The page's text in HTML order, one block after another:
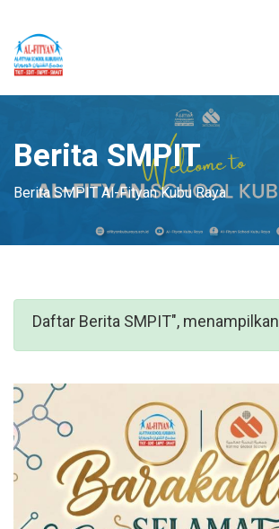
Berita SMPIT
Berita SMPIT Al-Fityan Kubu Raya
Daftar Berita SMPIT", menampilkan